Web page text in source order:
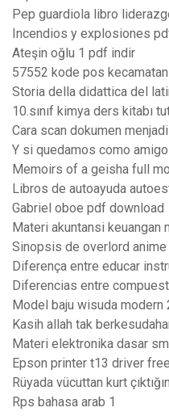
Pep guardiola libro
Incendios y explosiones
Ateşin oğlu 1 pdf indir
57552 kode pos
Storia della didattica del
10.sınıf kimya ders kitabı
Cara scan dokumen
Y si quedamos como
Memoirs of a geisha full
Libros de autoayuda
Gabriel oboe pdf download
Materi akuntansi keuangan
Sinopsis de overlord anime
Diferença entre educar
Diferencias entre
Model baju wisuda modern
Kasih allah tak
Materi elektronika dasar
Epson printer t13 driver
Rüyada vücuttan kurt
Rps bahasa arab 1